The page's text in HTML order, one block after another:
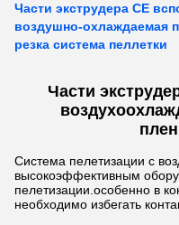
Части экструдера CE
воздушно-охлаждаемая
резка система пеллетки
Части
Система пелетизации с
высокоэффективным
пелетизации.особенно в
необходимо избегать